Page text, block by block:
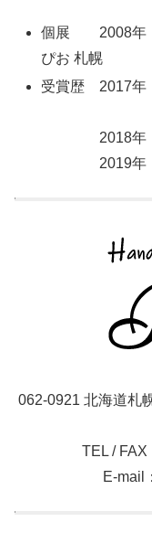
個展 2008年「
ぴお 札幌
受賞歴 2017年
2018年 ［
2019年 ［第
062-0921 北海道札
TEL / FAX
E-mail